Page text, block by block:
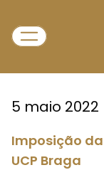
5 maio 2022
Imposição
UCP Braga